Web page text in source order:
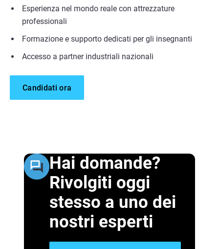
Esperienza nel mondo reale con attrezzature
professionali
Formazione e supporto dedicati per gli insegnanti
Accesso a partner industriali nazionali
Candidati ora
Hai domande?
Rivolgiti oggi
stesso a uno dei
nostri esperti